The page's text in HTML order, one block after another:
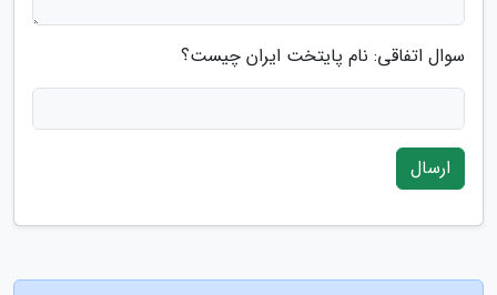
سوال اتفاقی: نام پایتخت ایران چیست؟
ارسال